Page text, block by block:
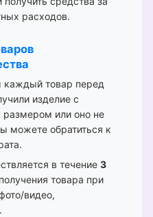
расходов.
товар перед
изделие с
или оно не
можете обратиться к
в течение 3
товара при
видео,